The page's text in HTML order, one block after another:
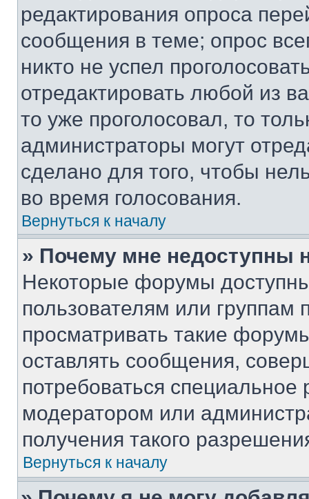
редактирования опроса
сообщения в теме; опрос
никто не успел
отредактировать любой из
то уже проголосовал, то
администраторы могут
сделано для того, чтобы
во время голосования.
Вернуться к началу
» Почему мне недоступны
Некоторые форумы
пользователям или группам
просматривать такие
оставлять сообщения,
потребоваться
модератором или
получения такого
Вернуться к началу